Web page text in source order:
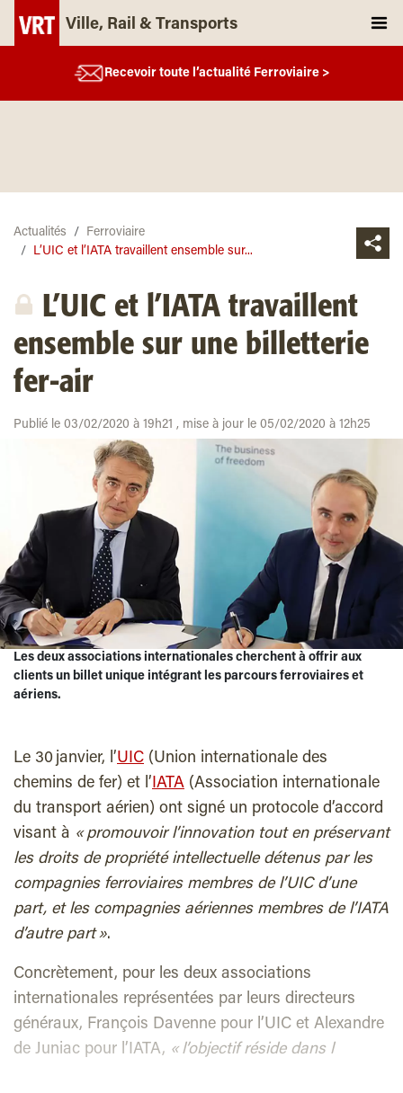
Ville, Rail & Transports
Recevoir toute l’actualité Ferroviaire >
Actualités
Ferroviaire
L’UIC et l’IATA travaillent ensemble sur...
L’UIC et l’IATA travaillent
ensemble sur une billetterie
fer-air
Publié le 03/02/2020 à 19h21 , mise à jour le 05/02/2020 à 12h25
Les deux associations internationales cherchent à offrir aux
clients un billet unique intégrant les parcours ferroviaires et
aériens.
Le 30 janvier, l’UIC (Union internationale des
chemins de fer) et l’IATA (Association internationale
du transport aérien) ont signé un protocole d’accord
visant à « promouvoir l’innovation tout en préservant
les droits de propriété intellectuelle détenus par les
compagnies ferroviaires membres de l’UIC d’une
part, et les compagnies aériennes membres de l’IATA
d’autre part ».
Concrètement, pour les deux associations
internationales représentées par leurs directeurs
généraux, François Davenne pour l’UIC et Alexandre
de Juniac pour l’IATA, « l’objectif réside dans l